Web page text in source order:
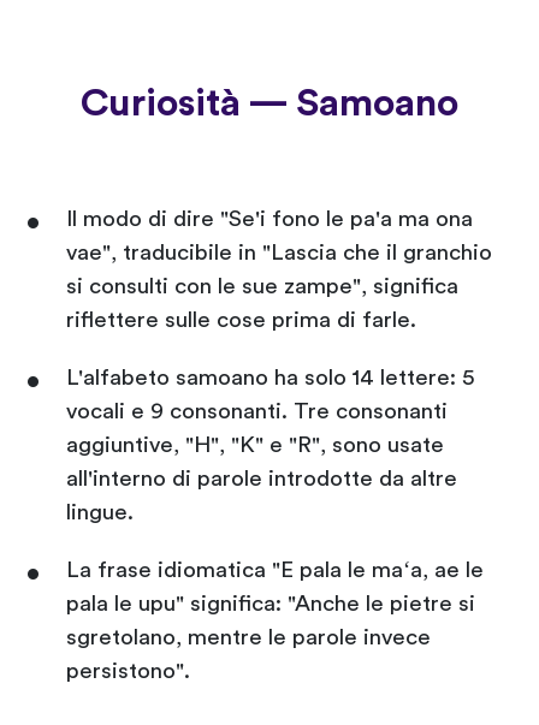
Curiosità — Samoano
Il modo di dire "Se'i fono le pa'a ma ona
vae", traducibile in "Lascia che il granchio
si consulti con le sue zampe", significa
riflettere sulle cose prima di farle.
L'alfabeto samoano ha solo 14 lettere: 5
vocali e 9 consonanti. Tre consonanti
aggiuntive, "H", "K" e "R", sono usate
all'interno di parole introdotte da altre
lingue.
La frase idiomatica "E pala le maʻa, ae le
pala le upu" significa: "Anche le pietre si
sgretolano, mentre le parole invece
persistono".